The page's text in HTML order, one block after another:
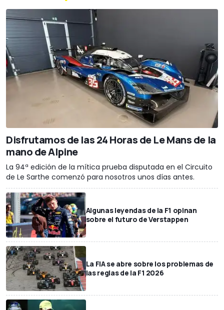
Disfrutamos de las 24 Horas de Le Mans de la
mano de Alpine
La 94ª edición de la mítica prueba disputada en el Circuito
de Le Sarthe comenzó para nosotros unos días antes.
Algunas leyendas de la F1 opinan
sobre el futuro de Verstappen
La FIA se abre sobre los problemas de
las reglas de la F1 2026